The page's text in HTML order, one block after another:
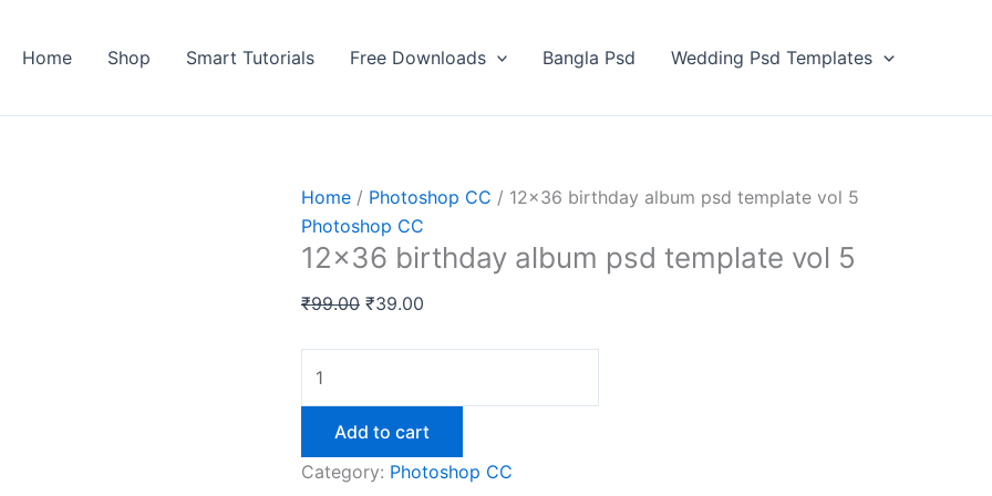
Home Shop Smart Tutorials Free Downloads Bangla Psd Wedding Psd Templates
Home / Photoshop CC / 12×36 birthday album psd template vol 5
Photoshop CC
12×36 birthday album psd template vol 5
₹99.00 Original
₹39.00
birthday
album
template
Add to cart
Category: Photoshop CC